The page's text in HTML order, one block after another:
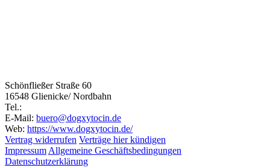
Schönfließer Straße 60
16548 Glienicke/ Nordbahn
Tel.:
E-Mail: buero@dogxytocin.de
Web: https://www.dogxytocin.de/
Vertrag widerrufen Verträge hier kündigen
Impressum Allgemeine Geschäftsbedingungen
Datenschutzerklärung